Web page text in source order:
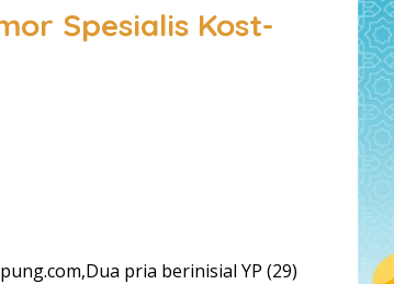
Spesialis Kost-
pria berinisial YP (29)